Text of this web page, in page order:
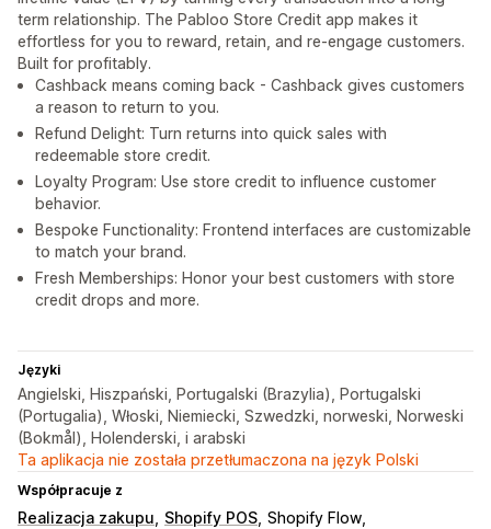
term relationship. The Pabloo Store Credit app makes it
effortless for you to reward, retain, and re-engage customers.
Built for profitably.
Cashback means coming back - Cashback gives customers
a reason to return to you.
Refund Delight: Turn returns into quick sales with
redeemable store credit.
Loyalty Program: Use store credit to influence customer
behavior.
Bespoke Functionality: Frontend interfaces are customizable
to match your brand.
Fresh Memberships: Honor your best customers with store
credit drops and more.
Języki
Angielski, Hiszpański, Portugalski (Brazylia), Portugalski
(Portugalia), Włoski, Niemiecki, Szwedzki, norweski, Norweski
(Bokmål), Holenderski, i arabski
Ta aplikacja nie została przetłumaczona na język Polski
Współpracuje z
Realizacja zakupu Shopify POS Shopify Flow